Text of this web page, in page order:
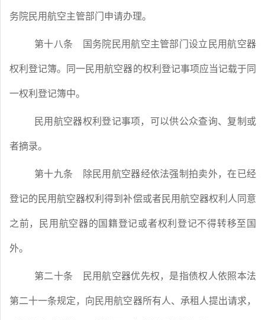
务院民用航空主管部门申请办理。
第十八条 国务院民用航空主管部门设立民用航空器
权利登记簿。同一民用航空器的权利登记事项应当记载于同
一权利登记簿中。
民用航空器权利登记事项，可以供公众查询、复制或
者摘录。
第十九条 除民用航空器经依法强制拍卖外，在已经
登记的民用航空器权利得到补偿或者民用航空器权利人同意
之前，民用航空器的国籍登记或者权利登记不得转移至国
外。
第二十条 民用航空器优先权，是指债权人依照本法
第二十一条规定，向民用航空器所有人、承租人提出请求，